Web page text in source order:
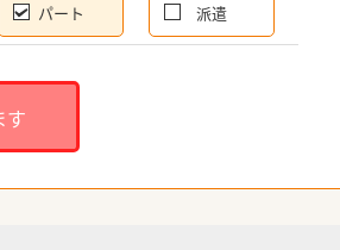
パート 派遣
す